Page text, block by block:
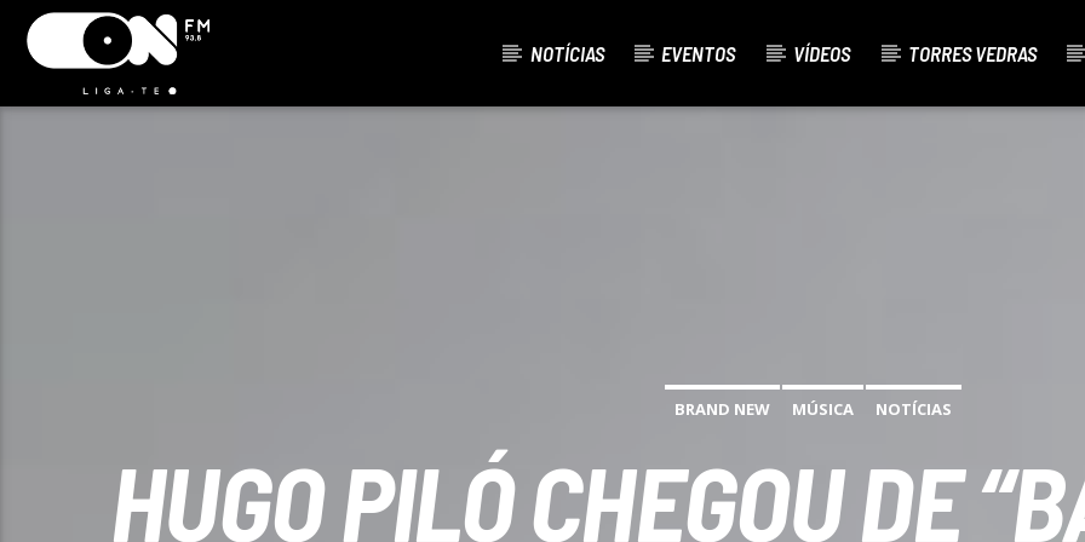
NOTÍCIAS EVENTOS VÍDEOS TORRES VEDRAS
BRAND NEW MÚSICA NOTÍCIAS
HUGO PILÓ CHEGOU DE